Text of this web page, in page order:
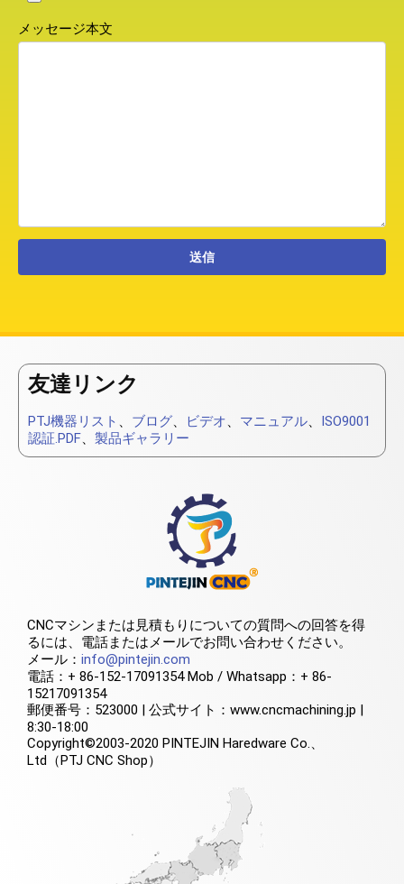
メッセージ本文
友達リンク
PTJ機器リスト 、 ブログ、 ビデオ、 マニュアル、 ISO9001
認証.PDF、 製品ギャラリー
CNCマシンまたは見積もりについての質問への回答を得
るには、電話またはメールでお問い合わせください。
メール： info@pintejin.com
電話：+ 86-152-17091354 Mob / Whatsapp：+ 86-
15217091354
郵便番号：523000 | 公式サイト：www.cncmachining.jp |
8:30-18:00
Copyright©2003-2020 PINTEJIN Haredware Co.、
Ltd（PTJ CNC Shop）